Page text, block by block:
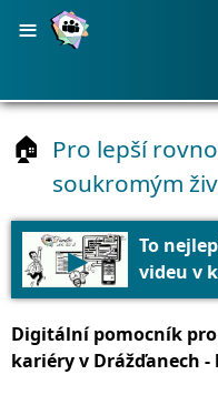
≡
🏠
Pro lepší
soukromým
▶
To
videu v
Digitální pomocník
kariéry v Drážďanech